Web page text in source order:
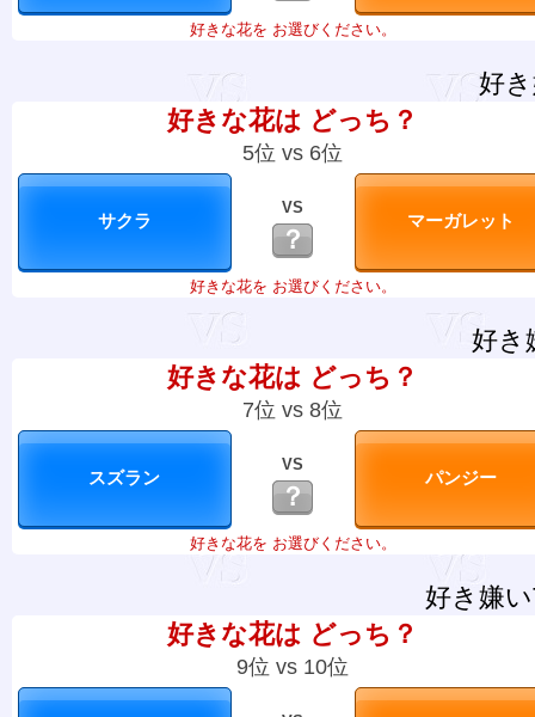
好きな花を お選びください。
好
好きな花は どっち？
5位 vs 6位
VS
？
好きな花を お選びください。
好き
好きな花は どっち？
7位 vs 8位
VS
？
好きな花を お選びください。
好き嫌
好きな花は どっち？
9位 vs 10位